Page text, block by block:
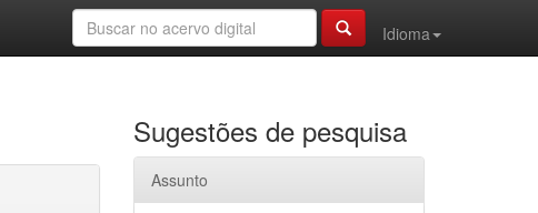
Idioma
Sugestões de pesquisa
Assunto